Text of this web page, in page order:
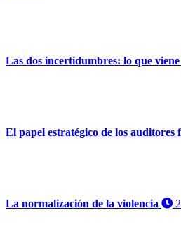
Las dos incertidumbres: lo que
El papel estratégico de los
La normalización de la violencia